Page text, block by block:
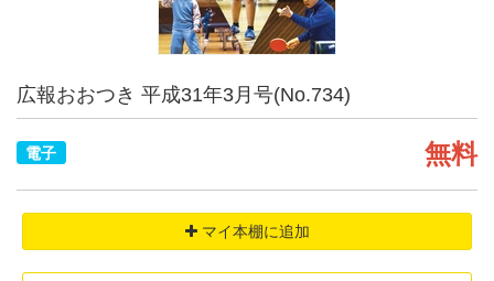
広報おおつき 平成31年3月号(No.734)
電子 無料
マイ本棚に追加